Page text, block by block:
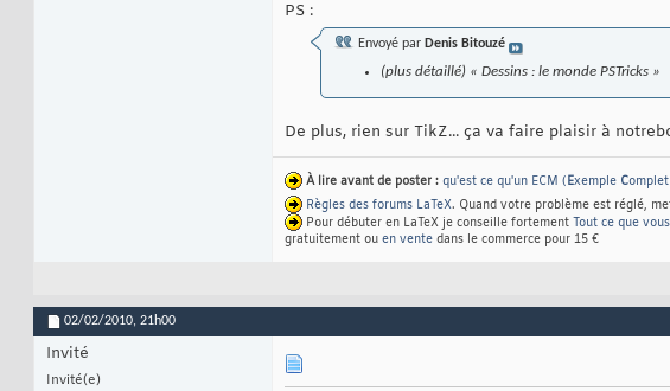
PS :
Envoyé par Denis Bitouzé
(plus détaillé) « Dessins : le monde PSTricks »
De plus, rien sur TikZ... ça va faire plaisir à
À lire avant de poster : qu'est ce qu'un ECM (Exemple Complet
Règles des forums LaTeX. Quand votre problème est réglé,
Pour débuter en LaTeX je conseille fortement Tout ce que
gratuitement ou en vente dans le commerce pour 15 €
02/02/2010, 21h00
Invité
Invité(e)